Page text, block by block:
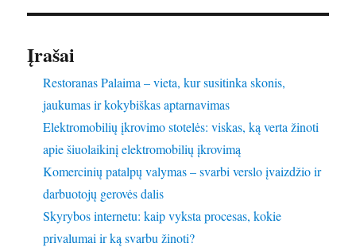
Įrašai
Restoranas Palaima – vieta, kur susitinka skonis,
jaukumas ir kokybiškas aptarnavimas
Elektromobilių įkrovimo stotelės: viskas, ką verta žinoti
apie šiuolaikinį elektromobilių įkrovimą
Komercinių patalpų valymas – svarbi verslo įvaizdžio ir
darbuotojų gerovės dalis
Skyrybos internetu: kaip vyksta procesas, kokie
privalumai ir ką svarbu žinoti?